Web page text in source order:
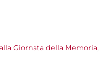
Giornata della Memoria,